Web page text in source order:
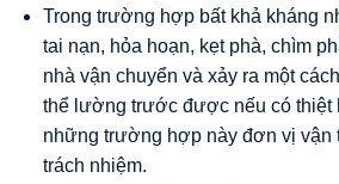
Trong trường hợp bất khả kháng
tai nạn, hỏa hoạn, kẹt phà, chìm
nhà vận chuyển và xảy ra một
thể lường trước được nếu có thiệt
những trường hợp này đơn vị vận
trách nhiệm.